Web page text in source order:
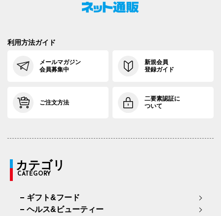
利用方法ガイド
メールマガジン
会員募集中
新規会員
登録ガイド
ご注文方法
二要素認証に
ついて
カテゴリ
CATEGORY
ギフト&フード
ヘルス&ビューティー